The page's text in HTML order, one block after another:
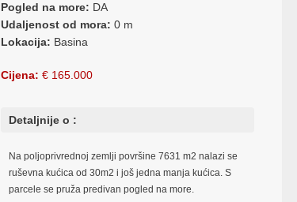
Pogled na more: DA
Udaljenost od mora: 0 m
Lokacija: Basina
Cijena: € 165.000
Detaljnije o :
Na poljoprivrednoj zemlji površine 7631 m2 nalazi se
ruševna kućica od 30m2 i još jedna manja kućica. S
parcele se pruža predivan pogled na more.